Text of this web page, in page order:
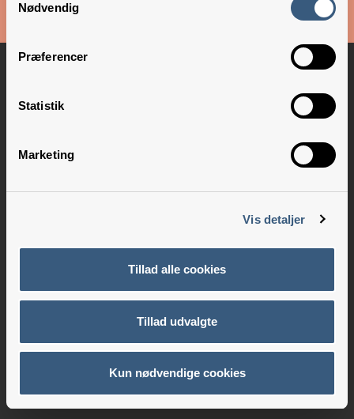
Nødvendig
Præferencer
Statistik
Marketing
Vis detaljer
Tillad alle cookies
Tillad udvalgte
Kun nødvendige cookies